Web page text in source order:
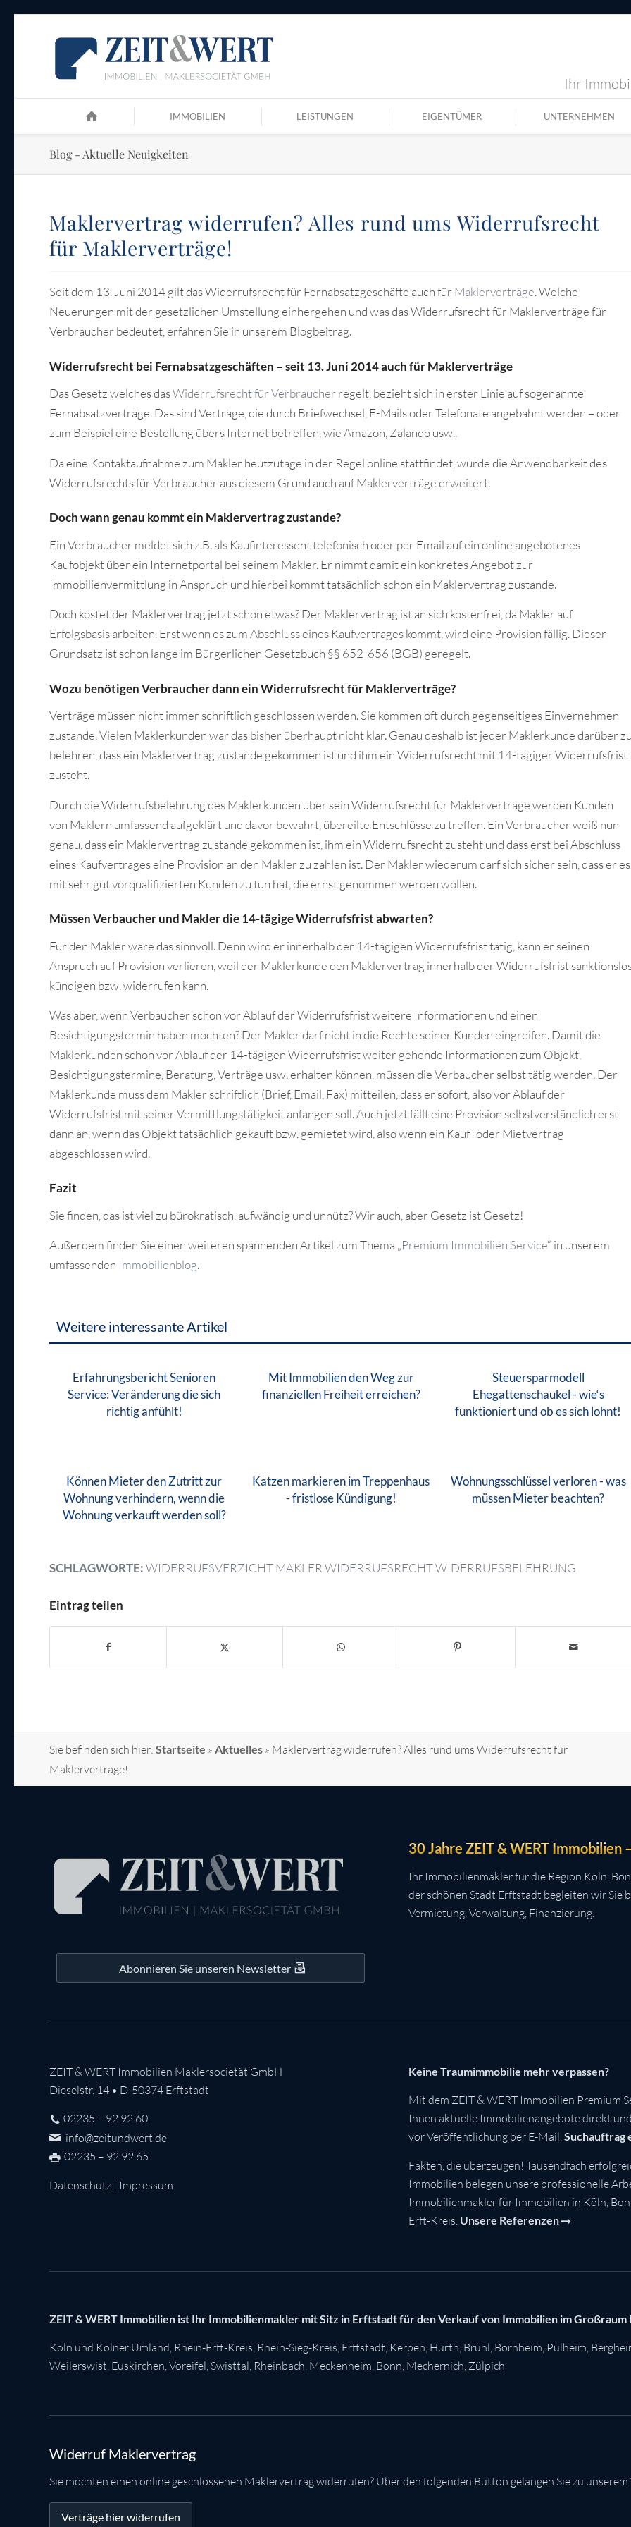
Ihr
IMMOBILIEN LEISTUNGEN EIGENTÜMER UNTERNEHMEN
Blog - Aktuelle Neuigkeiten
Maklervertrag widerrufen? Alles rund ums Widerrufsrecht
für Maklerverträge!
Seit dem 13. Juni 2014 gilt das Widerrufsrecht für Fernabsatzgeschäfte auch für Maklerverträge. Welche
Neuerungen mit der gesetzlichen Umstellung einhergehen und was das Widerrufsrecht für Maklerverträge für
Verbraucher bedeutet, erfahren Sie in unserem Blogbeitrag.
Widerrufsrecht bei Fernabsatzgeschäften – seit 13. Juni 2014 auch für Maklerverträge
Das Gesetz welches dasWiderrufsrecht für Verbraucher regelt, bezieht sich in erster Linie auf sogenannte
Fernabsatzverträge. Das sind Verträge, die durch Briefwechsel, E-Mails oder Telefonate angebahnt werden – oder
zum Beispiel eine Bestellung übers Internet betreffen, wie Amazon, Zalando usw..
Da eine Kontaktaufnahme zum Makler heutzutage in der Regel online stattfindet, wurde die Anwendbarkeit des
Widerrufsrechts für Verbraucher aus diesem Grund auch auf Maklerverträge erweitert.
Doch wann genau kommt ein Maklervertrag zustande?
Ein Verbraucher meldet sich z.B. als Kaufinteressent telefonisch oder per Email auf ein online angebotenes
Kaufobjekt über ein Internetportal bei seinem Makler. Er nimmt damit ein konkretes Angebot zur
Immobilienvermittlung in Anspruch und hierbei kommt tatsächlich schon ein Maklervertrag zustande.
Doch kostet der Maklervertrag jetzt schon etwas? Der Maklervertrag ist an sich kostenfrei, da Makler auf
Erfolgsbasis arbeiten. Erst wenn es zum Abschluss eines Kaufvertrages kommt, wird eine Provision fällig. Dieser
Grundsatz ist schon lange im Bürgerlichen Gesetzbuch §§ 652-656 (BGB) geregelt.
Wozu benötigen Verbraucher dann ein Widerrufsrecht für Maklerverträge?
Verträge müssen nicht immer schriftlich geschlossen werden. Sie kommen oft durch gegenseitiges Einvernehmen
zustande. Vielen Maklerkunden war das bisher überhaupt nicht klar. Genau deshalb ist jeder Maklerkunde darüber
belehren, dass ein Maklervertrag zustande gekommen ist und ihm ein Widerrufsrecht mit 14-tägiger Widerrufsfrist
zusteht.
Durch die Widerrufsbelehrung des Maklerkunden über sein Widerrufsrecht für Maklerverträge werden Kunden
von Maklern umfassend aufgeklärt und davor bewahrt, übereilte Entschlüsse zu treffen. Ein Verbraucher weiß nun
genau, dass ein Maklervertrag zustande gekommen ist, ihm ein Widerrufsrecht zusteht und dass erst bei Abschluss
eines Kaufvertrages eine Provision an den Makler zu zahlen ist. Der Makler wiederum darf sich sicher sein, dass er es
mit sehr gut vorqualifizierten Kunden zu tun hat, die ernst genommen werden wollen.
Müssen Verbaucher und Makler die 14-tägige Widerrufsfrist abwarten?
Für den Makler wäre das sinnvoll. Denn wird er innerhalb der 14-tägigen Widerrufsfrist tätig, kann er seinen
Anspruch auf Provision verlieren, weil der Maklerkunde den Maklervertrag innerhalb der Widerrufsfrist
kündigen bzw. widerrufen kann.
Was aber, wenn Verbaucher schon vor Ablauf der Widerrufsfrist weitere Informationen und einen
Besichtigungstermin haben möchten? Der Makler darf nicht in die Rechte seiner Kunden eingreifen. Damit die
Maklerkunden schon vor Ablauf der 14-tägigen Widerrufsfrist weiter gehende Informationen zum Objekt,
Besichtigungstermine, Beratung, Verträge usw. erhalten können, müssen die Verbaucher selbst tätig werden. Der
Maklerkunde muss dem Makler schriftlich (Brief, Email, Fax) mitteilen, dass er sofort, also vor Ablauf der
Widerrufsfrist mit seiner Vermittlungstätigkeit anfangen soll. Auch jetzt fällt eine Provision selbstverständlich erst
dann an, wenn das Objekt tatsächlich gekauft bzw. gemietet wird, also wenn ein Kauf- oder Mietvertrag
abgeschlossen wird.
Fazit
Sie finden, das ist viel zu bürokratisch, aufwändig und unnütz? Wir auch, aber Gesetz ist Gesetz!
Außerdem finden Sie einen weiteren spannenden Artikel zum Thema „Premium Immobilien Service“ in unserem
umfassenden Immobilienblog.
Weitere interessante Artikel
Erfahrungsbericht Senioren
Service: Veränderung die sich
richtig anfühlt!
Mit Immobilien den Weg zur
finanziellen Freiheit erreichen?
Steuersparmodell
Ehegattenschaukel - wie‘s
funktioniert und ob es sich lohnt!
Können Mieter den Zutritt zur
Wohnung verhindern, wenn die
Wohnung verkauft werden soll?
Katzen markieren im Treppenhaus
- fristlose Kündigung!
Wohnungsschlüssel verloren - was
müssen Mieter beachten?
SCHLAGWORTE:WIDERRUFSVERZICHT MAKLER WIDERRUFSRECHT WIDERRUFSBELEHRUNG
Eintrag teilen
Sie befinden sich hier: Startseite » Aktuelles » Maklervertrag widerrufen? Alles rund ums Widerrufsrecht für
Maklerverträge!
Abonnieren Sie unseren Newsletter
30 Jahre ZEIT & WERT Immobilien
Ihr Immobilienmakler für die Region Köln,
der schönen Stadt Erftstadt begleiten wir Sie
Vermietung, Verwaltung, Finanzierung.
ZEIT & WERT Immobilien Maklersocietät GmbH
Dieselstr. 14 • D-50374 Erftstadt
02235 – 92 92 60
info@zeitundwert.de
02235 – 92 92 65
Datenschutz | Impressum
Keine Traumimmobilie mehr verpassen?
Mit dem ZEIT & WERT Immobilien Premium
Ihnen aktuelle Immobilienangebote direkt
vor Veröffentlichung per E-Mail.Suchauftrag
Fakten, die überzeugen! Tausendfach
Immobilien belegen unsere professionelle
Immobilienmakler für Immobilien in Köln,
Erft-Kreis. Unsere Referenzen
ZEIT & WERT Immobilien ist Ihr Immobilienmakler mit Sitz in Erftstadt für den Verkauf von Immobilien im
Köln und Kölner Umland, Rhein-Erft-Kreis, Rhein-Sieg-Kreis, Erftstadt, Kerpen, Hürth, Brühl, Bornheim, Pulheim,
Weilerswist, Euskirchen, Voreifel, Swisttal, Rheinbach, Meckenheim, Bonn, Mechernich, Zülpich
Widerruf Maklervertrag
Sie möchten einen online geschlossenen Maklervertrag widerrufen? Über den folgenden Button gelangen Sie zu
Verträge hier widerrufen